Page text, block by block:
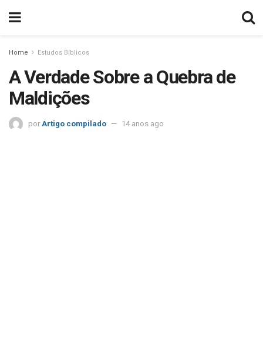
Home Estudos Bíblicos
A Verdade Sobre a Quebra de
Maldições
por Artigo compilado 14 anos ago